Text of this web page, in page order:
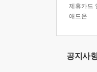
제휴카드
애드온
공지사